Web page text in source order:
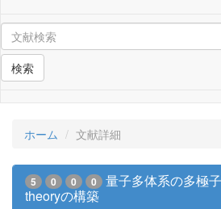
検索
ホーム 文献詳細
5 0 0 0
量子多体系の多極
theoryの構築